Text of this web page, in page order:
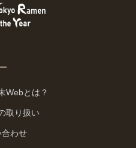
Webとは？
取り扱い
合わせ